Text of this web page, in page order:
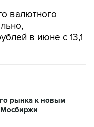
валютного
в июне с 13,1
рынка к новым
Мосбиржи